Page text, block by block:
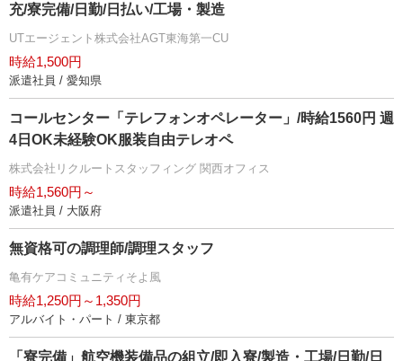
充/寮完備/日勤/日払い/工場・製造
UTエージェント株式会社AGT東海第一CU
時給1,500円
派遣社員 / 愛知県
コールセンター「テレフォンオペレーター」/時給1560円 週
4日OK未経験OK服装自由テレオペ
株式会社リクルートスタッフィング 関西オフィス
時給1,560円～
派遣社員 / 大阪府
無資格可の調理師/調理スタッフ
亀有ケアコミュニティそよ風
時給1,250円～1,350円
アルバイト・パート / 東京都
「寮完備」航空機装備品の組立/即入寮/製造・工場/日勤/日